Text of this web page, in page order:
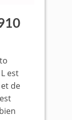
est
de